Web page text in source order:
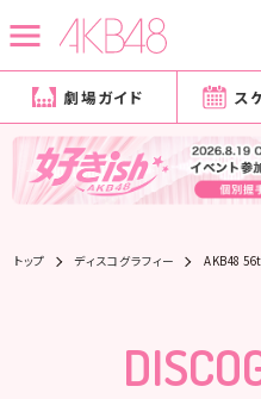
劇場ガイド ス
トップ ディスコグラフィー AKB48